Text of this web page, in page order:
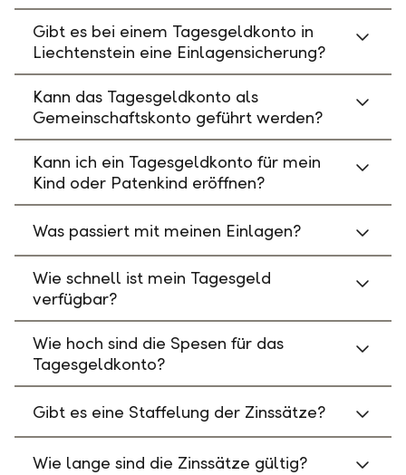
Gibt es bei einem Tagesgeldkonto in
Liechtenstein eine Einlagensicherung?
Kann das Tagesgeldkonto als
Gemeinschaftskonto geführt werden?
Kann ich ein Tagesgeldkonto für mein
Kind oder Patenkind eröffnen?
Was passiert mit meinen Einlagen?
Wie schnell ist mein Tagesgeld
verfügbar?
Wie hoch sind die Spesen für das
Tagesgeldkonto?
Gibt es eine Staffelung der Zinssätze?
Wie lange sind die Zinssätze gültig?